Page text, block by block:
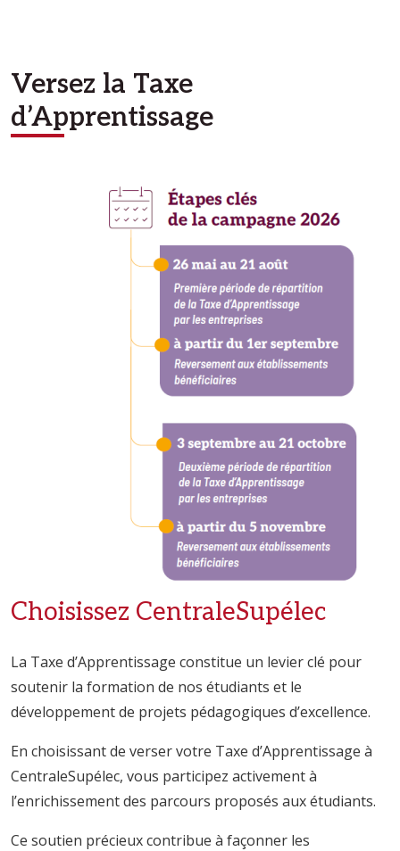
Versez la Taxe
d’Apprentissage
Choisissez CentraleSupélec
La Taxe d’Apprentissage constitue un levier clé pour
soutenir la formation de nos étudiants et le
développement de projets pédagogiques d’excellence.
En choisissant de verser votre Taxe d’Apprentissage à
CentraleSupélec, vous participez activement à
l’enrichissement des parcours proposés aux étudiants.
Ce soutien précieux contribue à façonner les